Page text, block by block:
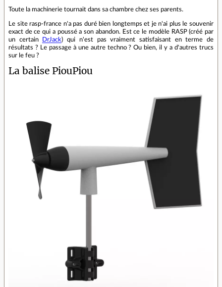
Toute la machinerie tournait dans sa chambre chez ses parents.
Le site rasp-france n'a pas duré bien longtemps et je n'ai plus le souvenir
exact de ce qui a poussé a son abandon. Est ce le modèle RASP (créé par
un certain
DrJack) qui n'est pas vraiment satisfaisant en terme de
résultats ? Le passage à une autre techno ? Ou bien, il y a d'autres trucs
sur le feu ?
La balise PiouPiou